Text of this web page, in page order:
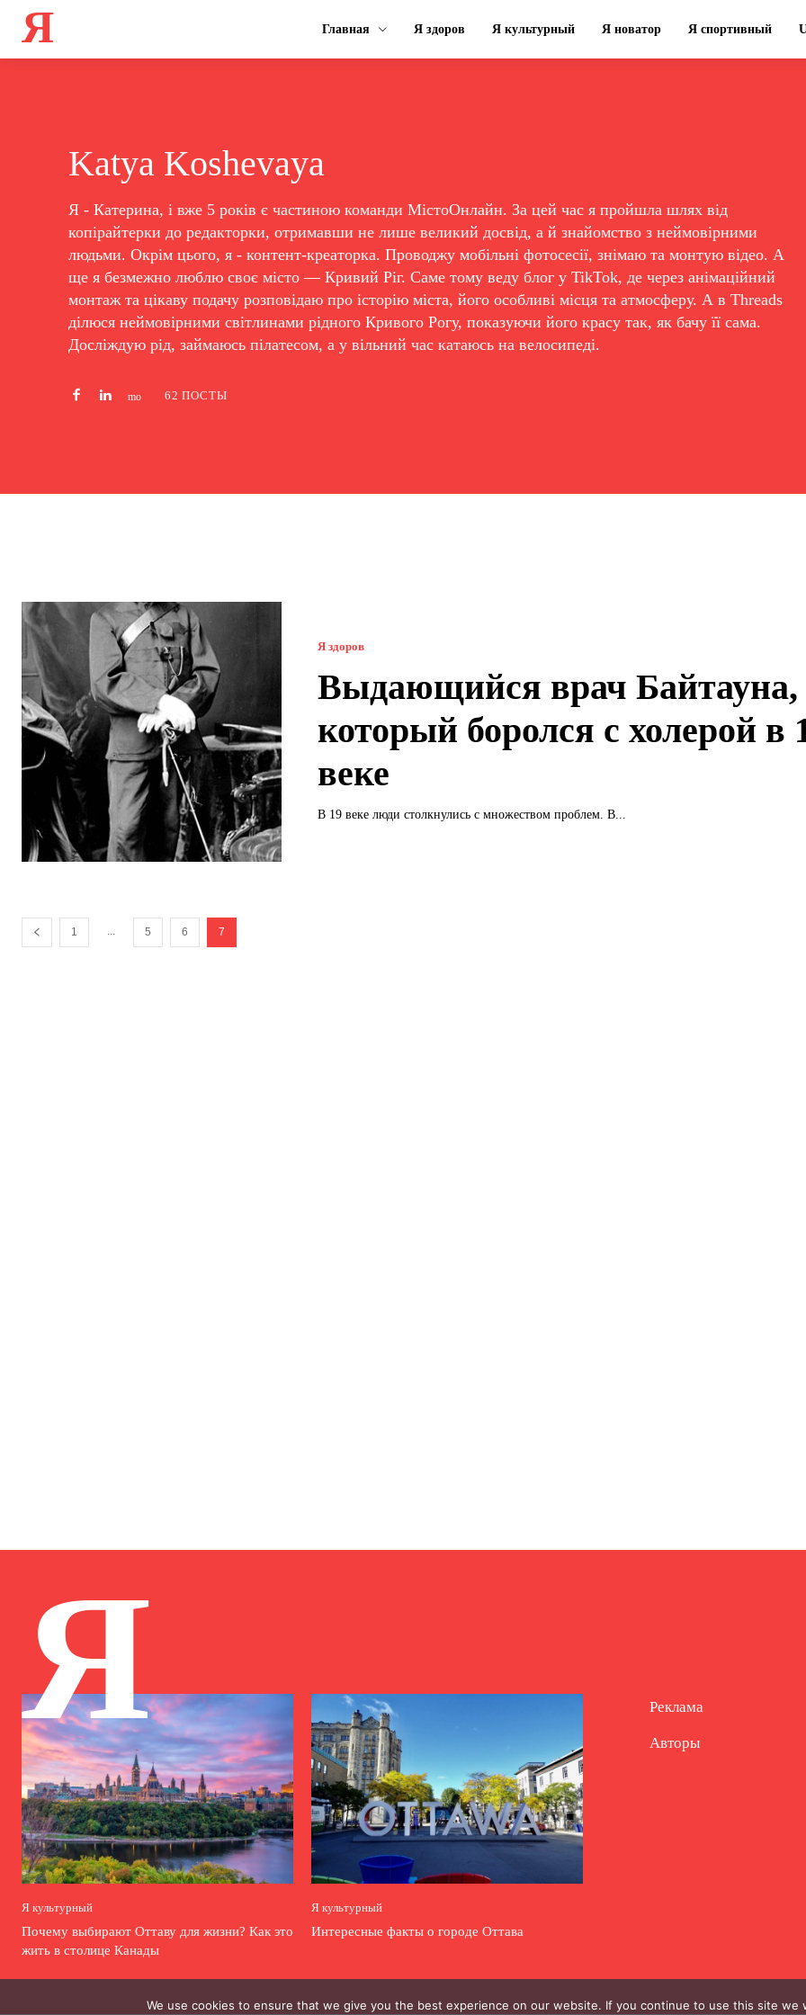
Я Главная Я здоров Я культурный Я новатор Я спортивный
Katya Koshevaya
Я - Катерина, і вже 5 років є частиною команди МістоОнлайн. За цей час я пройшла шлях від
копірайтерки до редакторки, отримавши не лише великий досвід, а й знайомство з неймовірними
людьми. Окрім цього, я - контент-креаторка. Проводжу мобільні фотосесії, знімаю та монтую відео. А
ще я безмежно люблю своє місто — Кривий Ріг. Саме тому веду блог у TikTok, де через анімаційний
монтаж та цікаву подачу розповідаю про історію міста, його особливі місця та атмосферу. А в Threads
ділюся неймовірними світлинами рідного Кривого Рогу, показуючи його красу так, як бачу її сама.
Досліждую рід, займаюсь пілатесом, а у вільний час катаюсь на велосипеді.
62 ПОСТЫ
Я здоров
Выдающийся врач Байтауна,
который боролся с холерой в
веке
В 19 веке люди столкнулись с множеством проблем. В...
1 ... 5 6 7
Я
Я культурный
Почему выбирают Оттаву для жизни? Как это
жить в столице Канады
Я культурный
Интересные факты о городе Оттава
Реклама
Авторы
We use cookies to ensure that we give you the best experience on our website. If you continue to use this site we